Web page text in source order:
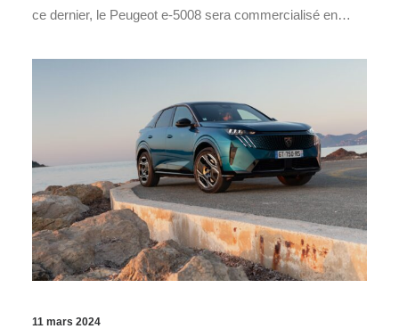
ce dernier, le Peugeot e-5008 sera commercialisé en…
11 mars 2024